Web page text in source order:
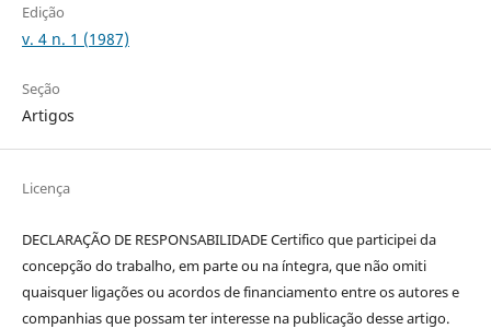
Edição
v. 4 n. 1 (1987)
Seção
Artigos
Licença
DECLARAÇÃO DE RESPONSABILIDADE Certifico que participei da
concepção do trabalho, em parte ou na íntegra, que não omiti
quaisquer ligações ou acordos de financiamento entre os autores e
companhias que possam ter interesse na publicação desse artigo.